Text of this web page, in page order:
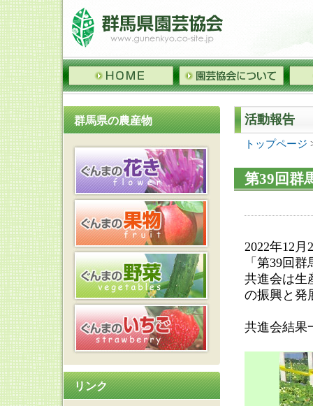
群馬県の農産物
リンク
活動報告
トップページ
第39回群
2022年12月
「第39回
共進会は生
の振興と発
共進会結果